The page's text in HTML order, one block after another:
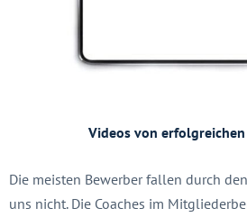
Videos von
Die meisten Bewerber fallen durch
uns nicht. Die Coaches im